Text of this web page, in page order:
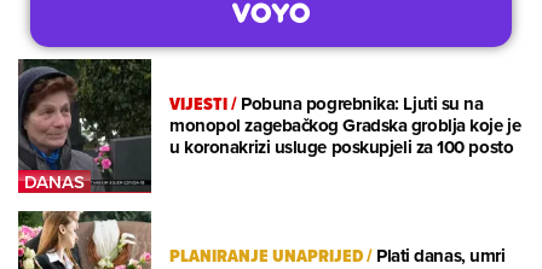
VIJESTI/Pobuna pogrebnika: Ljuti su na
monopol zagebačkog Gradska groblja koje je
u koronakrizi usluge poskupjeli za 100 posto
PLANIRANJE UNAPRIJED/Plati danas, umri